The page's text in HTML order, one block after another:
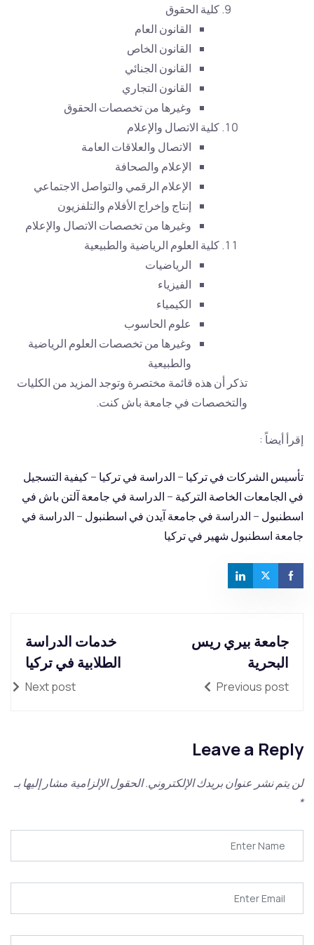
كلية الحقوق
القانون العام
القانون الخاص
القانون الجنائي
القانون التجاري
وغيرها من تخصصات الحقوق
كلية الاتصال والإعلام
الاتصال والعلاقات العامة
الإعلام والصحافة
الإعلام الرقمي والتواصل الاجتماعي
إنتاج وإخراج الأفلام والتلفزيون
وغيرها من تخصصات الاتصال والإعلام
كلية العلوم الرياضية والطبيعية
الرياضيات
الفيزياء
الكيمياء
علوم الحاسوب
وغيرها من تخصصات العلوم الرياضية
والطبيعية
تذكر أن هذه قائمة مختصرة وتوجد المزيد من الكليات
والتخصصات في جامعة باش كنت.
إقرأ أيضاً :
تأسيس الشركات في تركيا–الدراسة في تركيا–كيفية التسجيل
في الجامعات الخاصة التركية–الدراسة في جامعة آلتن باش في
اسطنبول –الدراسة في جامعة آيدن في اسطنبول –الدراسة في
جامعة اسطنبول شهير في تركيا
جامعة بيري ريس
البحرية
Previous post
خدمات الدراسة
الطلابية في تركيا
Next post
Leave a Reply
لن يتم نشر عنوان بريدك الإلكتروني.الحقول الإلزامية مشار إليها بـ
*